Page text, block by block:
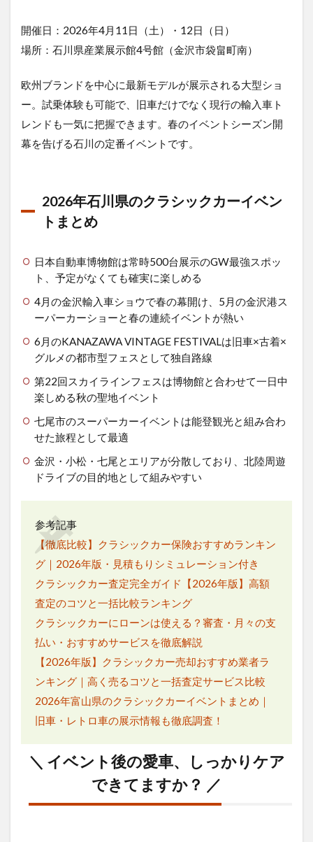
開催日：2026年4月11日（土）・12日（日）
場所：石川県産業展示館4号館（金沢市袋畠町南）
欧州ブランドを中心に最新モデルが展示される大型ショ
ー。試乗体験も可能で、旧車だけでなく現行の輸入車ト
レンドも一気に把握できます。春のイベントシーズン開
幕を告げる石川の定番イベントです。
2026年石川県のクラシックカーイベン
トまとめ
日本自動車博物館は常時500台展示のGW最強スポッ
ト、予定がなくても確実に楽しめる
4月の金沢輸入車ショウで春の幕開け、5月の金沢港ス
ーパーカーショーと春の連続イベントが熱い
6月のKANAZAWA VINTAGE FESTIVALは旧車×古着×
グルメの都市型フェスとして独自路線
第22回スカイラインフェスは博物館と合わせて一日中
楽しめる秋の聖地イベント
七尾市のスーパーカーイベントは能登観光と組み合わ
せた旅程として最適
金沢・小松・七尾とエリアが分散しており、北陸周遊
ドライブの目的地として組みやすい
参考記事
【徹底比較】クラシックカー保険おすすめランキン
グ｜2026年版・見積もりシミュレーション付き
クラシックカー査定完全ガイド【2026年版】高額
査定のコツと一括比較ランキング
クラシックカーにローンは使える？審査・月々の支
払い・おすすめサービスを徹底解説
【2026年版】クラシックカー売却おすすめ業者ラ
ンキング｜高く売るコツと一括査定サービス比較
2026年富山県のクラシックカーイベントまとめ｜
旧車・レトロ車の展示情報も徹底調査！
＼ イベント後の愛車、しっかりケア
できてますか？ ／